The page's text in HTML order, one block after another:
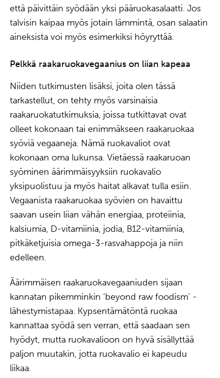
että päivittäin syödään yksi pääruokasalaatti. Jos
talvisin kaipaa myös jotain lämmintä, osan salaatin
aineksista voi myös esimerkiksi höyryttää.
Pelkkä raakaruokavegaanius on liian kapeaa
Niiden tutkimusten lisäksi, joita olen tässä
tarkastellut, on tehty myös varsinaisia
raakaruokatutkimuksia, joissa tutkittavat ovat
olleet kokonaan tai enimmäkseen raakaruokaa
syöviä vegaaneja. Nämä ruokavaliot ovat
kokonaan oma lukunsa. Vietäessä raakaruoan
syöminen äärimmäisyyksiin ruokavalio
yksipuolistuu ja myös haitat alkavat tulla esiin.
Vegaanista raakaruokaa syövien on havaittu
saavan usein liian vähän energiaa, proteiinia,
kalsiumia, D-vitamiinia, jodia, B12-vitamiinia,
pitkäketjuisia omega-3-rasvahappoja ja niin
edelleen.
Äärimmäisen raakaruokavegaaniuden sijaan
kannatan pikemminkin ’beyond raw foodism’ -
lähestymistapaa. Kypsentämätöntä ruokaa
kannattaa syödä sen verran, että saadaan sen
hyödyt, mutta ruokavalioon on hyvä sisällyttää
paljon muutakin, jotta ruokavalio ei kapeudu
liikaa.